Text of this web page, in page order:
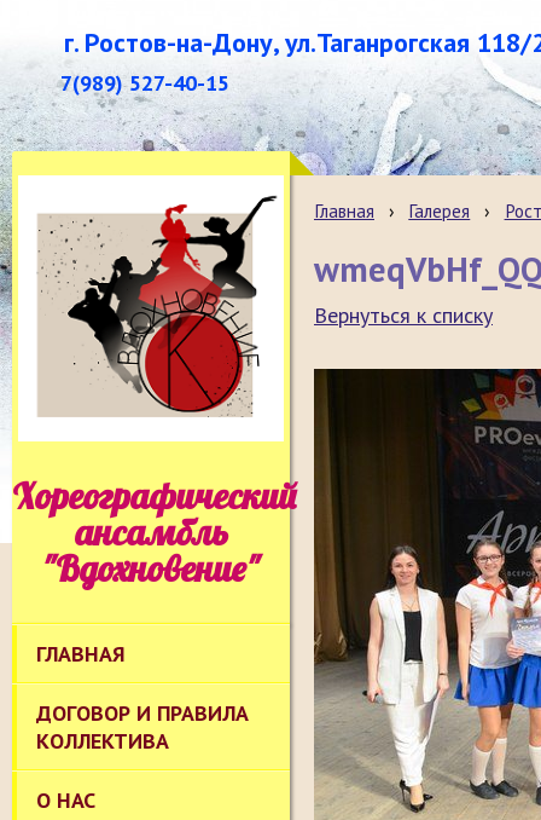
г. Ростов-на-Дону, ул.Таганрогская 118/
7(989) 527-40-15
Хореографический
ансамбль
"Вдохновение"
ГЛАВНАЯ
ДОГОВОР И ПРАВИЛА
КОЛЛЕКТИВА
О НАС
Главная › Галерея ›
Вернуться к списку